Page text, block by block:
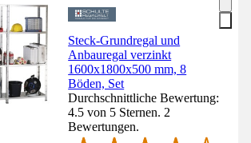
Steck-Grundregal und
Anbauregal verzinkt
1600x1800x500 mm, 8
Böden, Set
Durchschnittliche Bewertung:
4.5 von 5 Sternen. 2
Bewertungen.